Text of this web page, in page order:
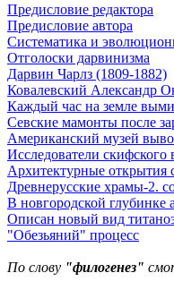
Предисловие редактора
Предисловие автора
Систематика и
Отголоски дарвинизма
Дарвин Чарлз (1809-1882)
Ковалевский Александр
Каждый час на земле
Севские мамонты после
Американский музей
Исследователи
Архитектурные открытия
Древнерусские храмы-2.
В новгородской
Описан новый вид
"Обезьяний" процесс
По слову "филогенез"